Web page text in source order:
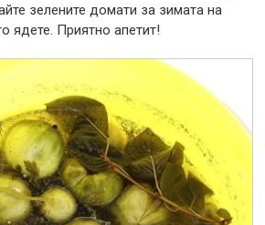
зелените домати за зимата на
ядете. Приятно апетит!